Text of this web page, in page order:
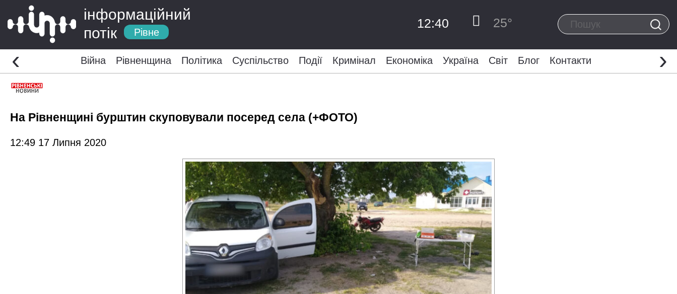
інформаційний
потік
Рівне
12:40 25°
Війна Рівненщина Політика Суспільство Події Кримінал Економіка Україна Світ Блог Контакти
‹ ›
На Рівненщині бурштин скуповували посеред села (+ФОТО)
12:49 17 Липня 2020